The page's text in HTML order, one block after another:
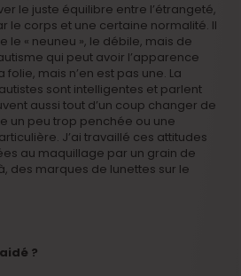
le juste équilibre entre l’étrangeté,
le corps et une certaine normalité. Il
le « neuneu », le débile, mais de
qui peut avoir l’apparence
mais n’en est pas une. La
sont intelligentes et parlent
aussi tout d’un coup changer de
un peu trop penchée ou une
J’ai travaillé ces attitudes
au maquillage par un grain de
des marques de lunettes sur le
?